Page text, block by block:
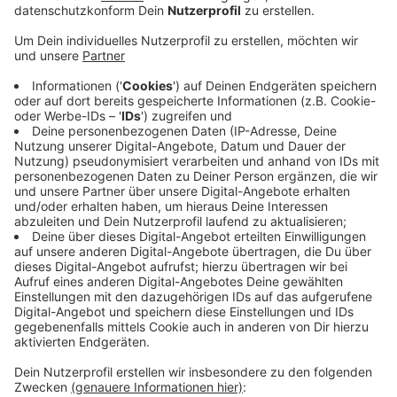
mit. Die früher städtischen Freibäder werden von
Minusgeschäftes im vergangenen Corona-
unsicheren Zukunft. Oberbürgermeister Uwe
Schneidewind und Kämmerer Johannes Slawig
haben Hilfe zugesagt. Die Verluste durch die
verkürzte Badesaison und die
Besucherbegrenzung sollen erstattet werden. Es
geht um bis zu 50.000 Euro. Beide Bäder sind in
diesem Sommer umso wichtiger, weil das einzig
verbliebene Bad der Stadt - die Mählersbeck -
wegen der anstehenden Sanierung geschlossen
bleibt. Wenn die Corona-Zahlen nicht wieder
steigen, können sie noch im Juni öffnen.
Veröffentlicht:Freitag, 04.06.2021 15:57
Anzeige